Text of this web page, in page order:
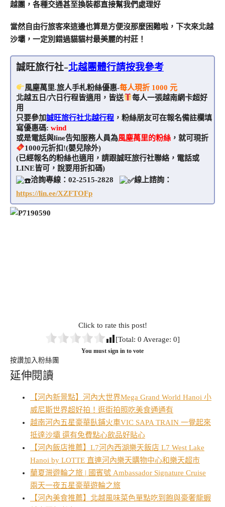
越團，各種交通甚至換裝都直接幫我們處理好
當然自由行旅客來這邊也算是方便沒那麼困難啦，下次來北越
沙壩，一定別錯過貓貓村最美麗的村莊！
誠旺旅行社-北越團體行請按我參考
風塵萬里.旅人手札粉絲優惠-每人現折 1000 元
北越五日/六日行程皆適用，皆送
每人一張越南網卡超好
用
只要參加誠旺旅行社北越行程 ，粉絲朋友可在報名備註欄填
寫優惠碼: wind
或是電話與line告知服務人員為風塵萬里的粉絲 ，就可現折
1000元折扣!(嬰兒除外)
(已經報名的粉絲也適用，請跟誠旺旅行社聯絡，電話或
LINE皆可，說要用折扣碼)
洽詢專線：02-2515-2828
線上諮詢：
https://lin.ee/XZFTOFp
Click to rate this post!
[Total: 0 Average: 0]
You must sign in to vote
按讚加入粉絲團
延伸閱讀
【河內新景點】河內大世界Mega Grand World Hanoi 小
威尼斯世界超好拍！逛街拍照吃美食通通有
越南河內五星豪華臥鋪火車VIC SAPA TRAIN 一覺起來
抵達沙壩 還有免費點心飲品好貼心
【河內飯店推薦】L7河內西湖樂天飯店 L7 West Lake
Hanoi by LOTTE 直連河內樂天購物中心和樂天超市
蘭夏灣遊輪之旅 | 國賓號 Ambassador Signature Cruise
兩天一夜五星豪華遊輪之旅
【河內美食推薦】北越風味菜色單點吃到飽與豪奢龍蝦